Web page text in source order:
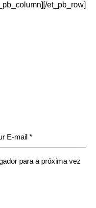
et_pb_row]
para a próxima vez